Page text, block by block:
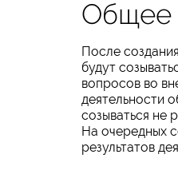
Общее
После
будут
вопросов во
деятельности
созываться не
На очередных
результатов